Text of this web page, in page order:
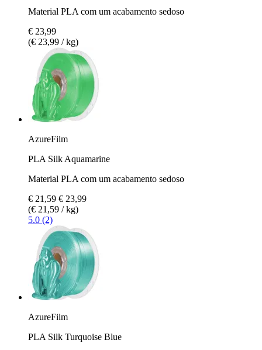
Material PLA com um acabamento sedoso
€ 23,99
(€ 23,99 / kg)
AzureFilm
PLA Silk Aquamarine
Material PLA com um acabamento sedoso
€ 21,59 € 23,99
(€ 21,59 / kg)
5.0 (2)
AzureFilm
PLA Silk Turquoise Blue